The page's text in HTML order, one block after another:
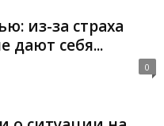
из-за страха
дают себя...
0